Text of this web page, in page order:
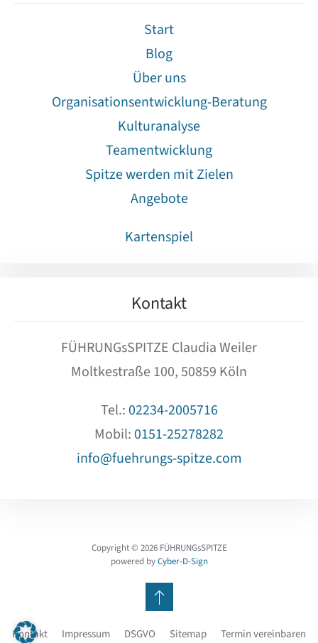
Start
Blog
Über uns
Organisationsentwicklung-Beratung
Kulturanalyse
Teamentwicklung
Spitze werden mit Zielen
Angebote
Kartenspiel
Kontakt
FÜHRUNGsSPITZE Claudia Weiler
Moltkestraße 100, 50859 Köln
Tel.:02234-2005716
Mobil:0151-25278282
info@fuehrungs-spitze.com
Copyright © 2026FÜHRUNGsSPITZE
powered byCyber-D-Sign
Kontakt Impressum DSGVO Sitemap Termin vereinbaren